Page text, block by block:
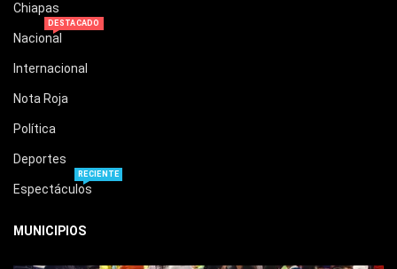
Chiapas
Nacional
DESTACADO
Internacional
Nota Roja
Política
Deportes
Espectáculos
RECIENTE
MUNICIPIOS